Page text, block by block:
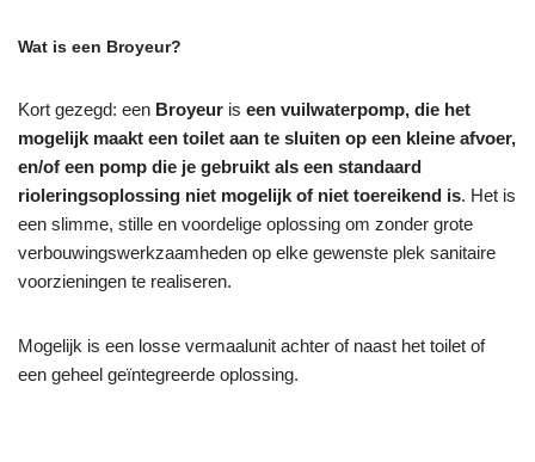
Wat is een Broyeur?
Kort gezegd: een Broyeur is een vuilwaterpomp, die het
mogelijk maakt een toilet aan te sluiten op een kleine afvoer,
en/of een pomp die je gebruikt als een standaard
rioleringsoplossing niet mogelijk of niet toereikend is. Het is
een slimme, stille en voordelige oplossing om zonder grote
verbouwingswerkzaamheden op elke gewenste plek sanitaire
voorzieningen te realiseren.
Mogelijk is een losse vermaalunit achter of naast het toilet of
een geheel geïntegreerde oplossing.